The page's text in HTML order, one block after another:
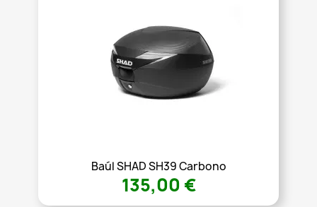
Baúl SHAD SH39 Carbono
135,00 €